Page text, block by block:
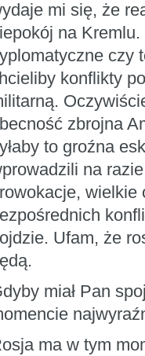
mi się, że
na
czy
konflikty
zbrojna
to groźna
na
wielkie
Ufam, że
miał Pan
ma w tym